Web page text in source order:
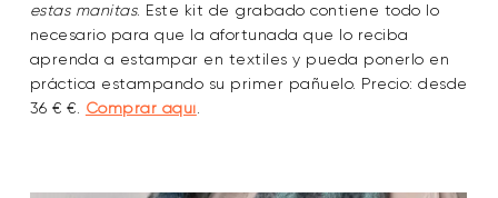
estas manitas. Este kit de grabado contiene todo lo
necesario para que la afortunada que lo reciba
aprenda a estampar en textiles y pueda ponerlo en
práctica estampando su primer pañuelo. Precio: desde
36 € €. Comprar aquí.